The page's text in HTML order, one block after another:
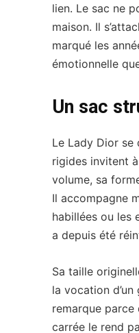
lien. Le sac ne
maison. Il
marqué les
émotionnelle
Un sac
Le Lady Dior se
rigides invitent
volume, sa
Il accompagne
habillées ou les
a depuis été
Sa taille
la vocation
remarque parce
carrée le rend